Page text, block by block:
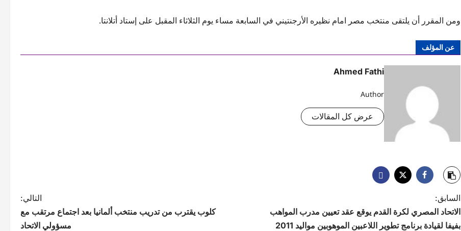
ومن المقرر أن يلتقى منتخب مصر امام نظيره الأرجنتيني في السابعة مساء يوم الثلاثاء المقبل على إستاد أتلانتا.
عن المؤلف
Ahmed Fathi
Author
عرض كل المقالات
ت
ص
السابق:
الاتحاد المصري لكرة القدم يوقع عقد تعيين مدرب المواهب
بفيفا لقيادة برنامج تطوير اللاعبين الموهوبين مواليد 2011
التالي:
كلوب يقترب من تدريب منتخب ألمانيا بعد اجتماع مرتقب مع
مسؤولي الاتحاد